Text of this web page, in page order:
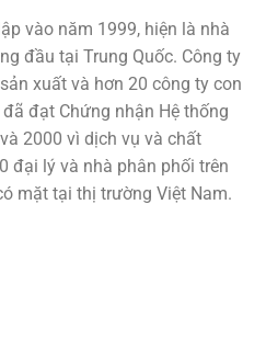
vào năm 1999, hiện là nhà
đầu tại Trung Quốc. Công ty
xuất và hơn 20 công ty con
đạt Chứng nhận Hệ thống
2000 vì dịch vụ và chất
đại lý và nhà phân phối trên
mặt tại thị trường Việt Nam.